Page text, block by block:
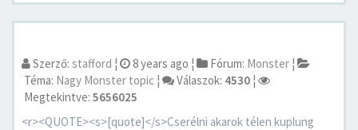
Szerző: stafford ¦ 8 years ago ¦ Fórum: Monster ¦
Téma: Nagy Monster topic ¦ Válaszok: 4530 ¦
Megtekintve: 5656025
<r><QUOTE><s>[quote]</s>Cserélni akarok télen kuplung